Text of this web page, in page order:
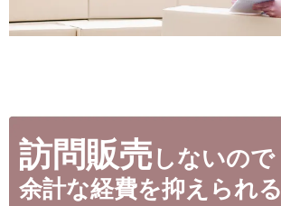
訪問販売しないので
余計な経費を抑えられる